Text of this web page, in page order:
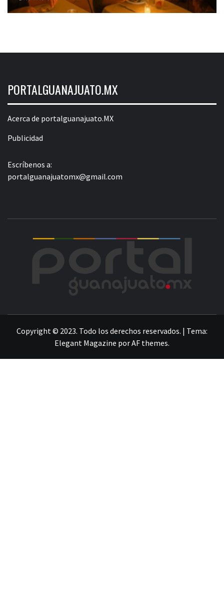
PORTALGUANAJUATO.MX
Acerca de portalguanajuato.MX
Publicidad
Escríbenos a:
portalguanajuatomx@gmail.com
Copyright © 2023. Todo los derechos reservados. | Tema:
Elegant Magazine porAF themes.